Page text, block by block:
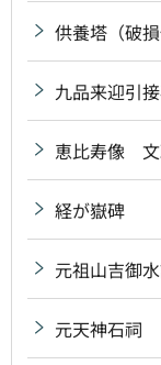
供養塔（破
九品来迎引
恵比寿像 文
経が嶽碑
元祖山吉御
元天神石祠